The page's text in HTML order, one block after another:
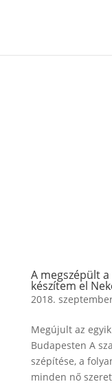
A megszépült
készítem el
2018.
Megújult az
Budapesten A
szépítése, a
minden nő